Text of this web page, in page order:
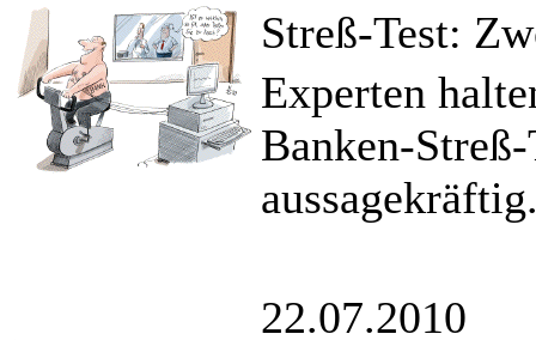
Streß-Test:
Experten
Banken-
22.07.2010